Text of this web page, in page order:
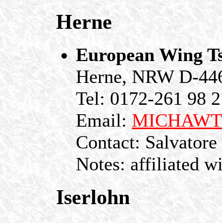
Herne
European Wing
Herne, NRW D-
Tel: 0172-261 98
Email:
Contact:
Notes: affiliated
Iserlohn